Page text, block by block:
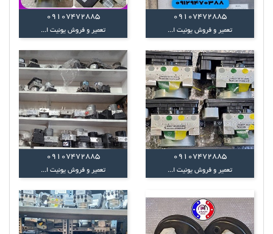
09107472885
تعمیر و فروش یونیت ا...
09107472885
تعمیر و فروش یونیت ا...
09107472885
تعمیر و فروش یونیت ا...
09107472885
تعمیر و فروش یونیت ا...